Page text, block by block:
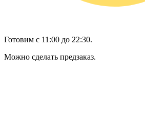
Готовим с 11:00 до 22:30.
Можно сделать предзаказ.